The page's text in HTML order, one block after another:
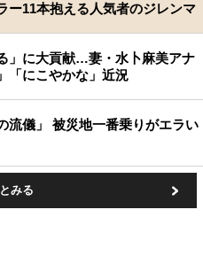
11本抱える人気者のジレンマ
」に大貢献…妻・水卜麻美アナ
「にこやかな」近況
流儀」 被災地一番乗りがエラい
みる